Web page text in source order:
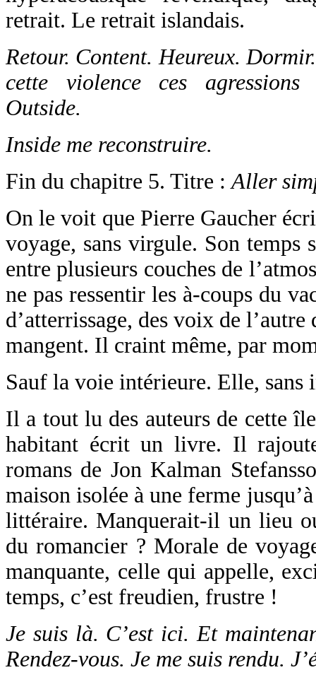
retrait. Le retrait islandais.
Retour. Content. Heureux.
cette violence ces agressions
Outside.
Inside me reconstruire.
Fin du chapitre 5. Titre : Aller
On le voit que Pierre Gaucher
voyage, sans virgule. Son
entre plusieurs couches de
ne pas ressentir les à-coups du
d’atterrissage, des voix de
mangent. Il craint même, par
Sauf la voie intérieure. Elle, sans
Il a tout lu des auteurs de cette
habitant écrit un livre. Il
romans de Jon Kalman
maison isolée à une ferme
littéraire. Manquerait-il un lieu
du romancier ? Morale de
manquante, celle qui appelle,
temps, c’est freudien, frustre !
Je suis là. C’est ici. Et
Rendez-vous. Je me suis rendu.